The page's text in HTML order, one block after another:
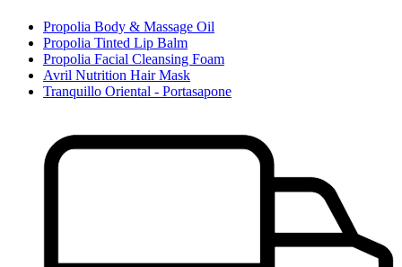
Propolia Body & Massage Oil
Propolia Tinted Lip Balm
Propolia Facial Cleansing Foam
Avril Nutrition Hair Mask
Tranquillo Oriental - Portasapone